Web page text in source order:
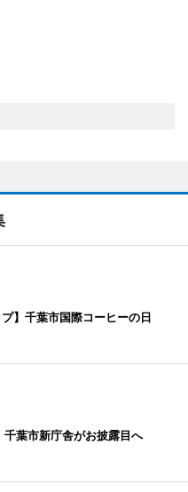
プ】千葉市国際コーヒーの日
千葉市新庁舎がお披露目へ